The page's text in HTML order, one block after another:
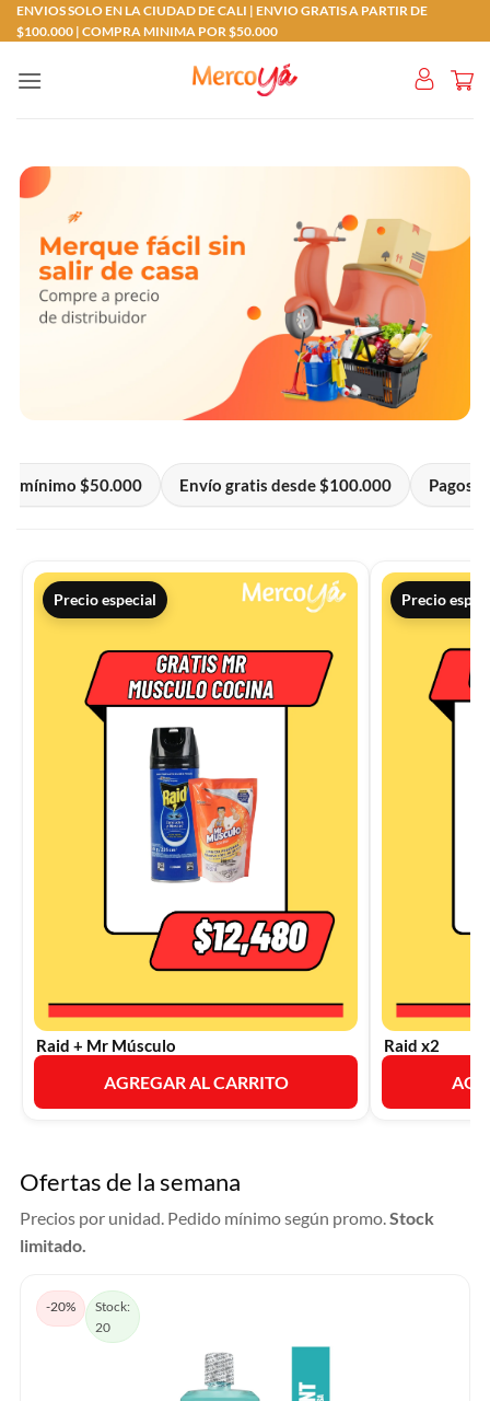
Saltar
al
ENVIOS SOLO EN LA CIUDAD DE CALI | ENVIO GRATIS A PARTIR DE
$100.000 | COMPRA MINIMA POR $50.000
mínimo $50.000 Envío gratis desde $100.000 Pagos:
Precio especial
Raid + Mr Músculo
AGREGAR AL CARRITO
Precio
Raid x2
Ofertas de la semana
Precios por unidad. Pedido mínimo según promo.Stock
limitado.
-20%
Stock:
20